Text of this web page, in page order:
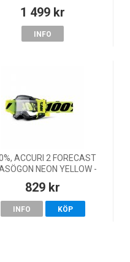
1 499 kr
INFO
ACCURI 2 FORECAST
NEON YELLOW -
829 kr
INFO KÖP